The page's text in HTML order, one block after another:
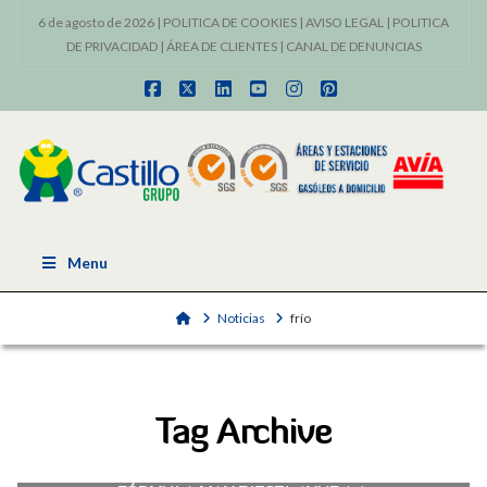
6 de agosto de 2026 | POLITICA DE COOKIES | AVISO LEGAL | POLITICA
DE PRIVACIDAD| ÁREA DE CLIENTES| CANAL DE DENUNCIAS
Facebook
X LinkedInYouTubeInstagram
Pinterest
Menu
HomeNoticias frío
Tag Archive